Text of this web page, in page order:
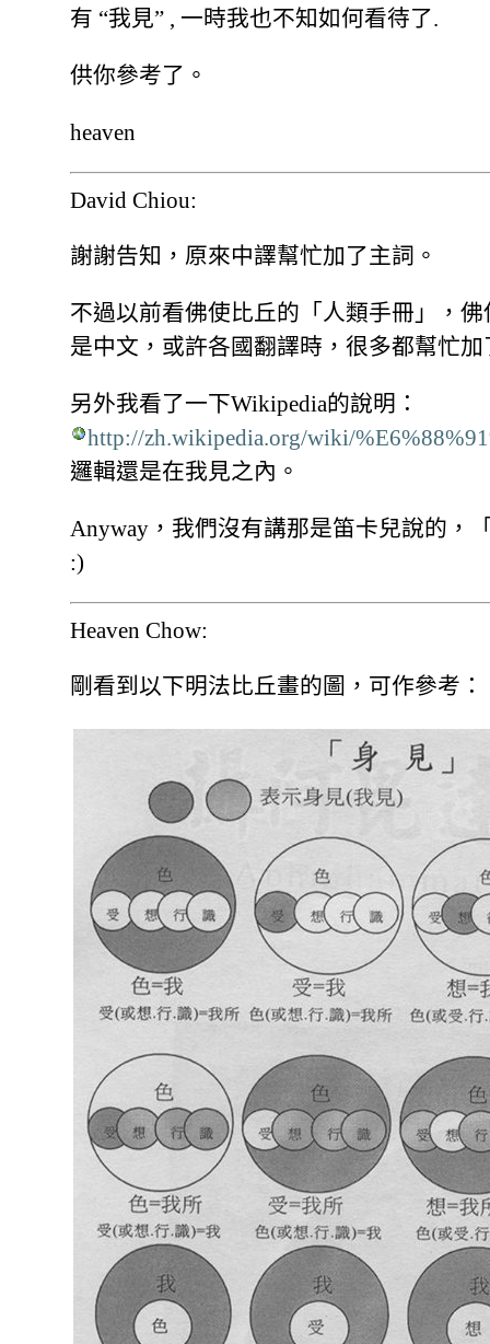
有 “我見” , 一時我也不知如何看待了.
供你參考了。
heaven
David Chiou:
謝謝告知，原來中譯幫忙加了主詞。
不過以前看佛使比丘的「人類手冊」，
是中文，或許各國翻譯時，很多都幫忙加
另外我看了一下Wikipedia的說明：
http://zh.wikipedia.org/wiki/
邏輯還是在我見之內。
Anyway，我們沒有講那是笛卡兒說的，
:)
Heaven Chow:
剛看到以下明法比丘畫的圖，可作參考：